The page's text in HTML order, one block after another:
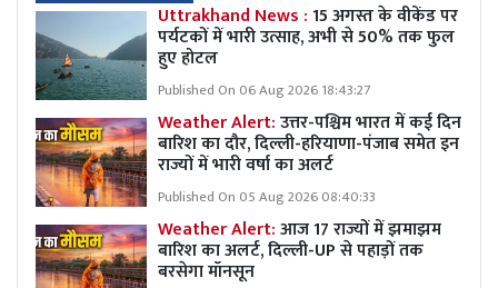
Uttrakhand News :15 अगस्त के वीकेंड पर
पर्यटकों में भारी उत्साह, अभी से 50% तक फुल
हुए होटल
Published On 06 Aug 2026 18:43:27
Weather Alert:उत्तर-पश्चिम भारत में कई दिन
बारिश का दौर, दिल्ली-हरियाणा-पंजाब समेत इन
राज्यों में भारी वर्षा का अलर्ट
Published On 05 Aug 2026 08:40:33
Weather Alert:आज 17 राज्यों में झमाझम
बारिश का अलर्ट, दिल्ली-UP से पहाड़ों तक
बरसेगा मॉनसून